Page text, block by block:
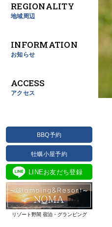
REGIONALITY
地域周辺
INFORMATION
お知らせ
ACCESS
アクセス
BBQ予約
牡蠣小屋予約
LINEお友だち登録
リゾート野間 宿泊・グランピング